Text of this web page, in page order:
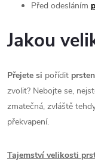
Před odesláním
Jakou
Přejete si pořídit prsten
zvolit? Nebojte se,
zmatečná, zvláště
překvapení.
Tajemství velikosti